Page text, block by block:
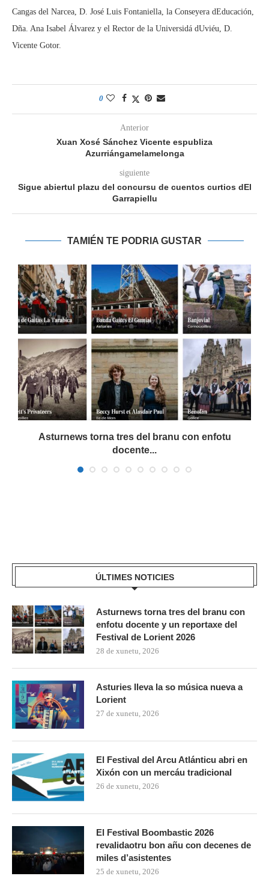
Cangas del Narcea, D. José Luis Fontaniella, la Conseyera dEducación,
Dña. Ana Isabel Álvarez y el Rector de la Universidá dUviéu, D.
Vicente Gotor.
0
Anterior
Xuan Xosé Sánchez Vicente espubliza
Azurriángamelamelonga
siguiente
Sigue abiertul plazu del concursu de cuentos curtios dEl
Garrapiellu
TAMIÉN TE PODRIA GUSTAR
Asturnews torna tres del branu con enfotu
docente...
ÚLTIMES NOTICIES
Asturnews torna tres del branu con
enfotu docente y un reportaxe del
Festival de Lorient 2026
28 de xunetu, 2026
Asturies lleva la so música nueva a
Lorient
27 de xunetu, 2026
El Festival del Arcu Atlánticu abri en
Xixón con un mercáu tradicional
26 de xunetu, 2026
El Festival Boombastic 2026
revalidaotru bon añu con decenes de
miles d’asistentes
25 de xunetu, 2026